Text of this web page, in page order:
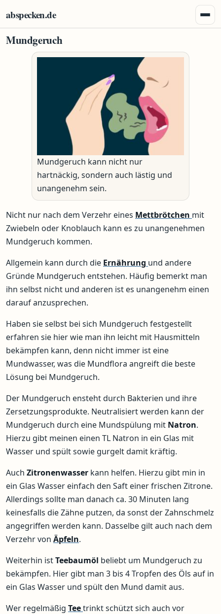
abspecken.de
Mundgeruch
Mundgeruch kann nicht nur
hartnäckig, sondern auch lästig und
unangenehm sein.
Nicht nur nach dem Verzehr eines Mettbrötchen mit
Zwiebeln oder Knoblauch kann es zu unangenehmen
Mundgeruch kommen.
Allgemein kann durch die Ernährung und andere
Gründe Mundgeruch entstehen. Häufig bemerkt man
ihn selbst nicht und anderen ist es unangenehm einen
darauf anzusprechen.
Haben sie selbst bei sich Mundgeruch festgestellt
erfahren sie hier wie man ihn leicht mit Hausmitteln
bekämpfen kann, denn nicht immer ist eine
Mundwasser, was die Mundflora angreift die beste
Lösung bei Mundgeruch.
Der Mundgeruch ensteht durch Bakterien und ihre
Zersetzungsprodukte. Neutralisiert werden kann der
Mundgeruch durch eine Mundspülung mit Natron.
Hierzu gibt meinen einen TL Natron in ein Glas mit
Wasser und spült sowie gurgelt damit kräftig.
Auch Zitronenwasser kann helfen. Hierzu gibt min in
ein Glas Wasser einfach den Saft einer frischen Zitrone.
Allerdings sollte man danach ca. 30 Minuten lang
keinesfalls die Zähne putzen, da sonst der Zahnschmelz
angegriffen werden kann. Dasselbe gilt auch nach dem
Verzehr von Äpfeln.
Weiterhin istTeebaumöl beliebt um Mundgeruch zu
bekämpfen. Hier gibt man 3 bis 4 Tropfen des Öls auf in
ein Glas Wasser und spült den Mund damit aus.
Wer regelmäßig Teetrinkt schützt sich auch vor